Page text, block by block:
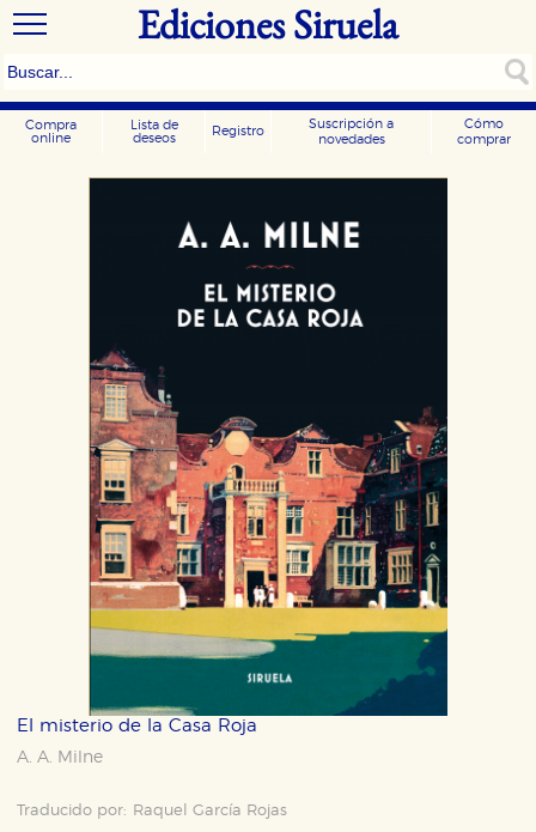
Ediciones Siruela
Compra
online
Lista de
deseos
Registro
Suscripción a
novedades
Cómo
comprar
El misterio de la Casa Roja
A. A. Milne
Traducido por:
Raquel García Rojas